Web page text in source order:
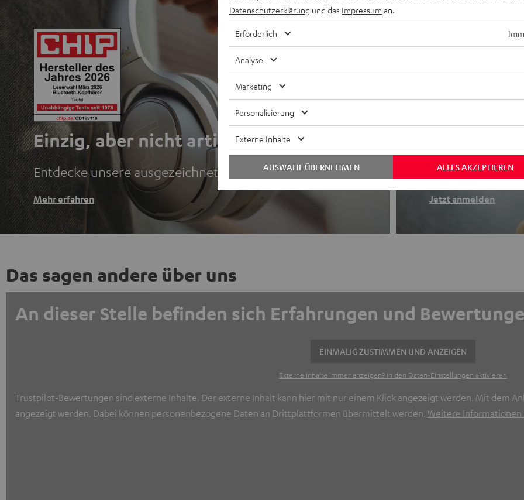
Einzig, aber nicht artig.
Entdecke unsere ausgezeichneten Bluetooth-Kopfhörer
Mehr erfahren
Newsletter
Finde deinen
Erhalte bis zu
Jetzt anmelden
Das sagen andere über uns
An dieser Stelle befinden sich Erfahrungen und
EINMALIG ZUSTIMMEN UND ANZEIGEN
Externe Inhalte immer anzeigen? In den Daten‑Einstellungen aktivieren
Trustpilot‑Bewertungen sind externe Inhalte. Der externe Inhalt kann hier mit nur einem Klick angezeigt werden. Mit dem
angezeigt werden. Dabei können personenbezogene Daten an Drittplattformen übermittelt werden. Weitere Informationen
Datenschutzerklärung und das Impressum an.
Erforderlich
Analyse
Marketing
Personalisierung
Externe Inhalte
ALLES AKZEPTIEREN
AUSWAHL ÜBERNEHMEN